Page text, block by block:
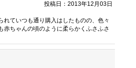
投稿日：2013年12月03日
ていつも通り購入はしたものの、色々
ちゃんの頃のように柔らかくふさふさ